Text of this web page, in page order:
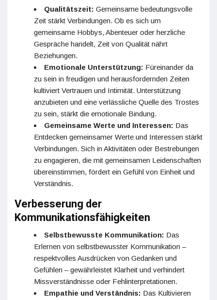
Qualitätszeit: Gemeinsame bedeutungsvolle
Zeit stärkt Verbindungen. Ob es sich um
gemeinsame Hobbys, Abenteuer oder herzliche
Gespräche handelt, Zeit von Qualität nährt
Beziehungen.
Emotionale Unterstützung: Füreinander da
zu sein in freudigen und herausfordernden Zeiten
kultiviert Vertrauen und Intimität. Unterstützung
anzubieten und eine verlässliche Quelle des Trostes
zu sein, stärkt die emotionale Bindung.
Gemeinsame Werte und Interessen: Das
Entdecken gemeinsamer Werte und Interessen stärkt
Verbindungen. Sich in Aktivitäten oder Bestrebungen
zu engagieren, die mit gemeinsamen Leidenschaften
übereinstimmen, fördert ein Gefühl von Einheit und
Verständnis.
Verbesserung der
Kommunikationsfähigkeiten
Selbstbewusste Kommunikation: Das
Erlernen von selbstbewusster Kommunikation –
respektvolles Ausdrücken von Gedanken und
Gefühlen – gewährleistet Klarheit und verhindert
Missverständnisse oder Fehlinterpretationen.
Empathie und Verständnis: Das Kultivieren